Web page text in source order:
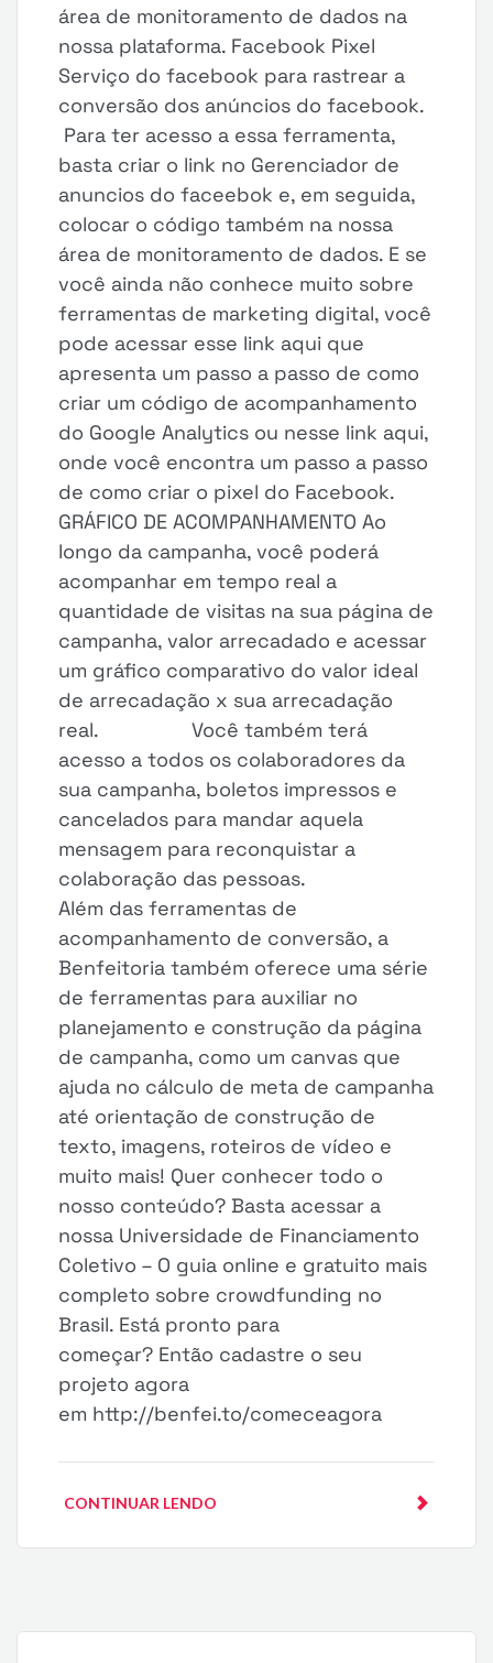
área de monitoramento de dados na
nossa plataforma. Facebook Pixel
Serviço do facebook para rastrear a
conversão dos anúncios do facebook.
Para ter acesso a essa ferramenta,
basta criar o link no Gerenciador de
anuncios do faceebok e, em seguida,
colocar o código também na nossa
área de monitoramento de dados. E se
você ainda não conhece muito sobre
ferramentas de marketing digital, você
pode acessar esse link aqui que
apresenta um passo a passo de como
criar um código de acompanhamento
do Google Analytics ou nesse link aqui,
onde você encontra um passo a passo
de como criar o pixel do Facebook.
GRÁFICO DE ACOMPANHAMENTO Ao
longo da campanha, você poderá
acompanhar em tempo real a
quantidade de visitas na sua página de
campanha, valor arrecadado e acessar
um gráfico comparativo do valor ideal
de arrecadação x sua arrecadação
real. Você também terá
acesso a todos os colaboradores da
sua campanha, boletos impressos e
cancelados para mandar aquela
mensagem para reconquistar a
colaboração das pessoas.
Além das ferramentas de
acompanhamento de conversão, a
Benfeitoria também oferece uma série
de ferramentas para auxiliar no
planejamento e construção da página
de campanha, como um canvas que
ajuda no cálculo de meta de campanha
até orientação de construção de
texto, imagens, roteiros de vídeo e
muito mais! Quer conhecer todo o
nosso conteúdo? Basta acessar a
nossa Universidade de Financiamento
Coletivo – O guia online e gratuito mais
completo sobre crowdfunding no
Brasil. Está pronto para
começar? Então cadastre o seu
projeto agora
em http://benfei.to/comeceagora
CONTINUAR LENDO